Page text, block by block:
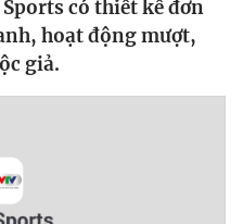
có thiết kế đơn
hoạt động mượt,
giả.